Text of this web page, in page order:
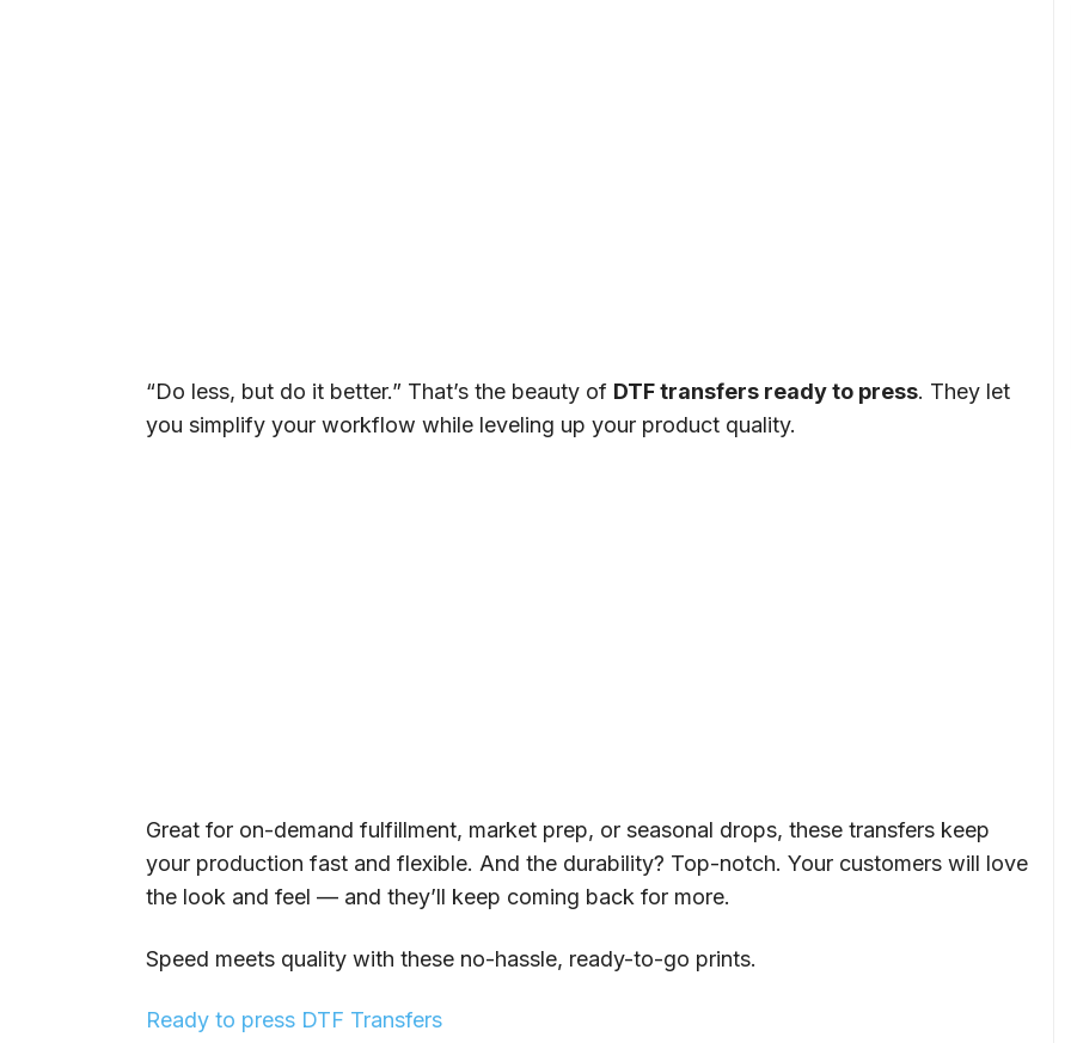
“Do less, but do it better.” That’s the beauty of DTF transfers ready to press. They let
you simplify your workflow while leveling up your product quality.
Great for on-demand fulfillment, market prep, or seasonal drops, these transfers keep
your production fast and flexible. And the durability? Top-notch. Your customers will love
the look and feel — and they’ll keep coming back for more.
Speed meets quality with these no-hassle, ready-to-go prints.
Ready to press DTF Transfers